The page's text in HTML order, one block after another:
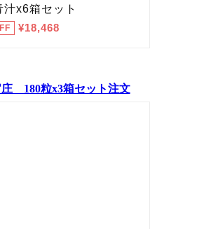
180粒x3箱セット注文